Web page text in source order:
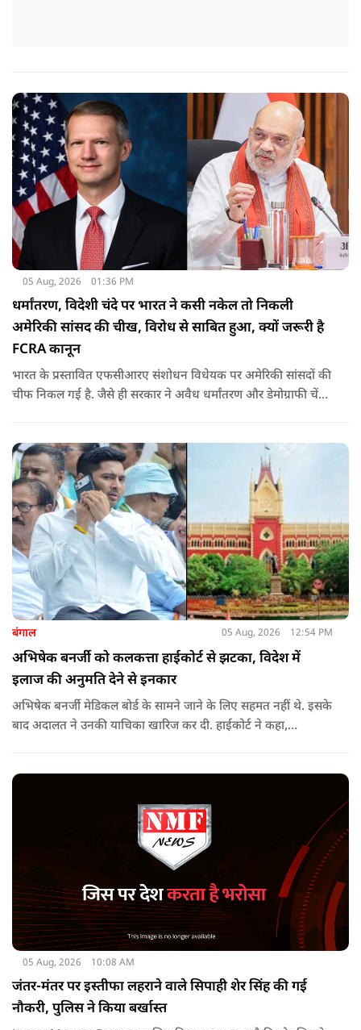
05 Aug, 2026 01:36 PM
धर्मांतरण, विदेशी चंदे पर भारत ने कसी नकेल तो निकली
अमेरिकी सांसद की चीख, विरोध से साबित हुआ, क्यों जरूरी है
FCRA कानून
भारत के प्रस्तावित एफसीआरए संशोधन विधेयक पर अमेरिकी सांसदों की
चीफ निकल गई है. जैसे ही सरकार ने अवैध धर्मांतरण और डेमोग्राफी चेंज
जरूरी है.
बंगाल 05 Aug, 2026 12:54 PM
अभिषेक बनर्जी को कलकत्ता हाईकोर्ट से झटका, विदेश में
इलाज की अनुमति देने से इनकार
अभिषेक बनर्जी मेडिकल बोर्ड के सामने जाने के लिए सहमत नहीं थे. इसके
बाद अदालत ने उनकी याचिका खारिज कर दी. हाईकोर्ट ने कहा,
​​है कि याचिका दायर करके उठाए गए मुद्दे को और अधिक समय तक लंबित
नहीं रखा जाना चाहिए. इसलिए, मौजूदा याचिका खारिज की जाती है."
05 Aug, 2026 10:08 AM
जंतर-मंतर पर इस्तीफा लहराने वाले सिपाही शेर सिंह की गई
नौकरी, पुलिस ने किया बर्खास्त